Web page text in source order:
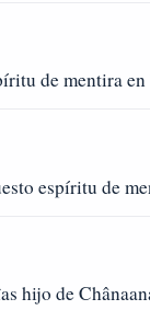
de mentira
espíritu de
hijo de